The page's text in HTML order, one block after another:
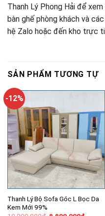
Thanh Lý Phong Hải để
bàn ghế phòng khách và
hệ Zalo hoặc đến kho trực
SẢN PHẨM TƯƠNG TỰ
-12%
Thanh Lý Bộ Sofa Góc L Bọc Da
Kem Mới 99%